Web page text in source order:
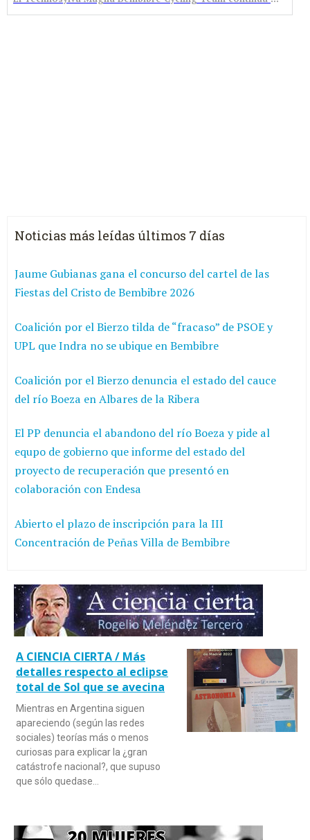
Noticias más leídas últimos 7 días
Jaume Gubianas gana el concurso del cartel de las
Fiestas del Cristo de Bembibre 2026
Coalición por el Bierzo tilda de “fracaso” de PSOE y
UPL que Indra no se ubique en Bembibre
Coalición por el Bierzo denuncia el estado del cauce
del río Boeza en Albares de la Ribera
El PP denuncia el abandono del río Boeza y pide al
equpo de gobierno que informe del estado del
proyecto de recuperación que presentó en
colaboración con Endesa
Abierto el plazo de inscripción para la III
Concentración de Peñas Villa de Bembibre
A CIENCIA CIERTA / Más
detalles respecto al eclipse
total de Sol que se avecina
Mientras en Argentina siguen
apareciendo (según las redes
sociales) teorías más o menos
curiosas para explicar la ¿gran
catástrofe nacional?, que supuso
que sólo quedase…